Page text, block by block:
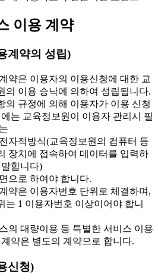
이용 계약
계약의 성립)
약은 이용자의 이용신청에 대한 교
의 이용 승낙에 의하여 성립됩니다.
의 규정에 의해 이용자가 이용 신청
는 교육정보원이 이용자 관리시 필
자적방식(교육정보원의 컴퓨터 등
장치에 접속하여 데이터를 입력하
합니다)
으로 하여야 합니다.
약은 이용자번호 단위로 체결하며,
는 1 이용자번호 이상이어야 합니
의 대량이용 등 특별한 서비스 이용
약은 별도의 계약으로 합니다.
신청)